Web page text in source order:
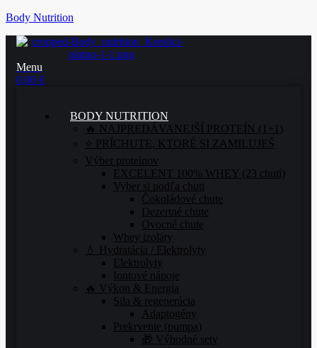
Body Nutrition
Menu
0,00 €
BODY NUTRITION
🔥 NAJPREDÁVANEJŠÍ PROTEÍN (1+1)
⭐ PRÍCHUTE, KTORÉ SI ZAMILUJEŠ
Výber proteinov
EXCELENT 100% WHEY (23 chutí)
Vyber si podľa chuti
Čokoládové chute
Dezertné chute
Ovocné chute
Whey izoláty
💧 Hydratácia / Elektrolyty
Elektrolyty
Iontové nápoje
🔥 Výkon & Energia
Sila & regenerácia
Adaptogény
Prekrvenie (pumpa)
🎁 Výhodné sety